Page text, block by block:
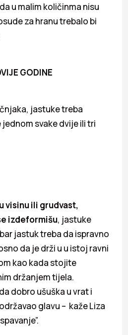
u malim količinma nisu
za hranu trebalo bi
GODINE
jastuke treba
svake dvije ili tri
visinu ili grudvast,
izdeformišu, jastuke
jastuk treba da ispravno
da je drži u u istoj ravni
kao kada stojite
držanjem tijela.
dobro ušuška u vrat i
glavu – kaže Liza